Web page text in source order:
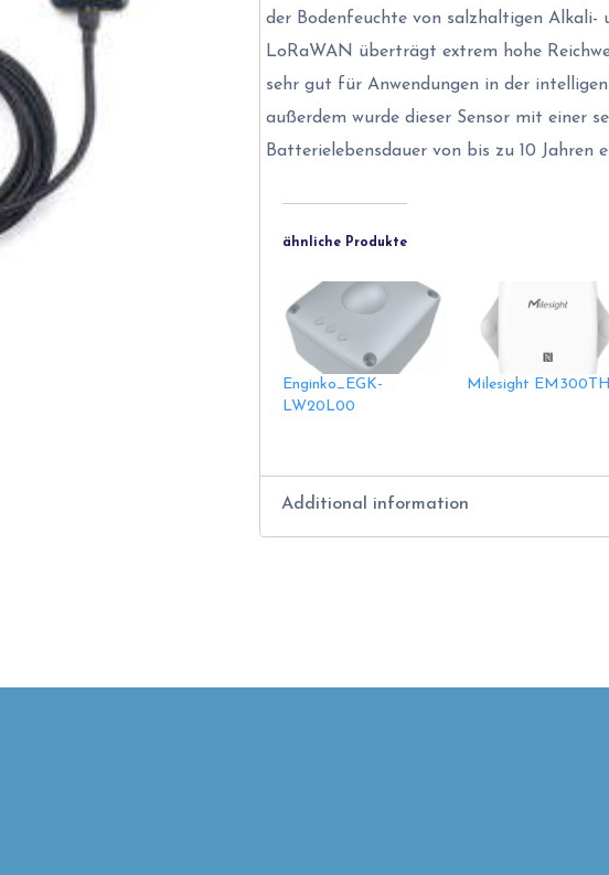
der Bodenfeuchte von salzhaltigen Alkali-
LoRaWAN überträgt extrem hohe
sehr gut für Anwendungen in der
außerdem wurde dieser Sensor mit einer
Batterielebensdauer von bis zu 10 Jahren
ähnliche Produkte
Enginko_EGK-
LW20L00
Milesight EM300TH
Additional information